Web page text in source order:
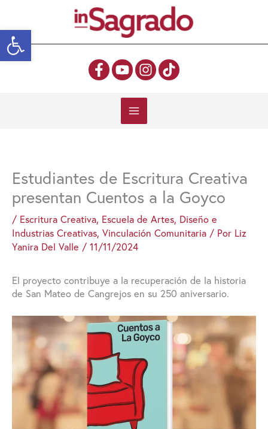
Abrir barra de herramientas
contenido
Estudiantes de Escritura Creativa
presentan Cuentos a la Goyco
/ Escritura Creativa, Escuela de Artes, Diseño e
Industrias Creativas, Vinculación Comunitaria / Por Liz
Yanira Del Valle / 11/11/2024
El proyecto contribuye a la recuperación de la historia
de San Mateo de Cangrejos en su 250 aniversario.